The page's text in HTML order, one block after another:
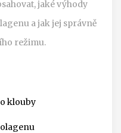
jaké výhody
a jak jej správně
režimu.
klouby